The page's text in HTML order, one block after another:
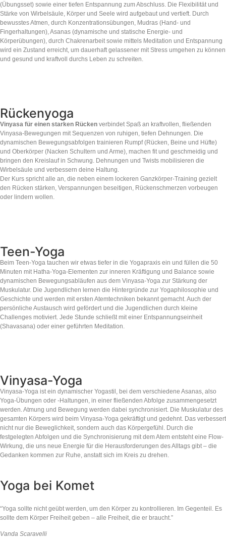
(Übungsset) sowie einer tiefen Entspannung zum Abschluss. Die Flexibilität und
Stärke von Wirbelsäule, Körper und Seele wird aufgebaut und vertieft. Durch
bewusstes Atmen, durch Konzentrationsübungen, Mudras (Hand- und
Fingerhaltungen), Asanas (dynamische und statische Energie- und
Körperübungen), durch Chakrenarbeit sowie mittels Meditation und Entspannung
wird ein Zustand erreicht, um dauerhaft gelassener mit Stress umgehen zu können
und gesund und kraftvoll durchs Leben zu schreiten.
Rückenyoga
Vinyasa für einen starken Rücken verbindet Spaß an kraftvollen, fließenden
Vinyasa-Bewegungen mit Sequenzen von ruhigen, tiefen Dehnungen. Die
dynamischen Bewegungsabfolgen trainieren Rumpf (Rücken, Beine und Hüfte)
und Oberkörper (Nacken Schultern und Arme), machen fit und geschmeidig und
bringen den Kreislauf in Schwung. Dehnungen und Twists mobilisieren die
Wirbelsäule und verbessern deine Haltung.
Der Kurs spricht alle an, die neben einem lockeren Ganzkörper-Training gezielt
den Rücken stärken, Verspannungen beseitigen, Rückenschmerzen vorbeugen
oder lindern wollen.
Teen-Yoga
Beim Teen-Yoga tauchen wir etwas tiefer in die Yogapraxis ein und füllen die 50
Minuten mit Hatha-Yoga-Elementen zur inneren Kräftigung und Balance sowie
dynamischen Bewegungsabläufen aus dem Vinyasa-Yoga zur Stärkung der
Muskulatur. Die Jugendlichen lernen die Hintergründe zur Yogaphilosophie und
Geschichte und werden mit ersten Atemtechniken bekannt gemacht. Auch der
persönliche Austausch wird gefördert und die Jugendlichen durch kleine
Challenges motiviert. Jede Stunde schließt mit einer Entspannungseinheit
(Shavasana) oder einer geführten Meditation.
Vinyasa-Yoga
Vinyasa-Yoga ist ein dynamischer Yogastil, bei dem verschiedene Asanas, also
Yoga-Übungen oder -Haltungen, in einer fließenden Abfolge zusammengesetzt
werden. Atmung und Bewegung werden dabei synchronisiert. Die Muskulatur des
gesamten Körpers wird beim Vinyasa-Yoga gekräftigt und gedehnt. Das verbessert
nicht nur die Beweglichkeit, sondern auch das Körpergefühl. Durch die
festgelegten Abfolgen und die Synchronisierung mit dem Atem entsteht eine Flow-
Wirkung, die uns neue Energie für die Herausforderungen des Alltags gibt – die
Gedanken kommen zur Ruhe, anstatt sich im Kreis zu drehen.
Yoga bei Komet
“Yoga sollte nicht geübt werden, um den Körper zu kontrollieren. Im Gegenteil. Es
sollte dem Körper Freiheit geben – alle Freiheit, die er braucht.”
Vanda Scaravelli